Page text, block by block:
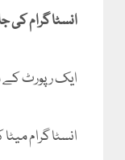
انسٹا گرام
ایک رپورٹ
انسٹا گرام